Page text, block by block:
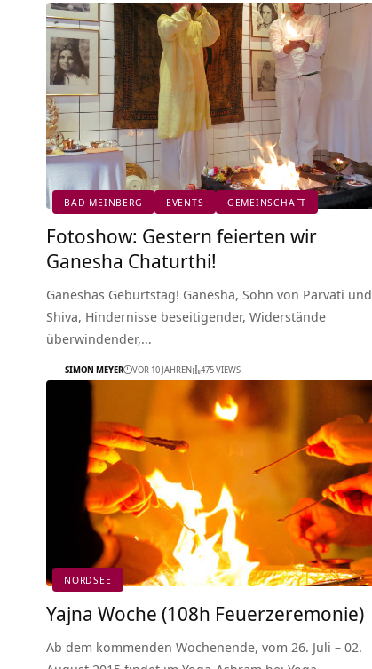
BAD MEINBERG EVENTS GEMEINSCHAFT
Fotoshow: Gestern feierten wir
Ganesha Chaturthi!
Ganeshas Geburtstag! Ganesha, Sohn von Parvati und
Shiva, Hindernisse beseitigender, Widerstände
überwindender,…
SIMON MEYER VOR 10 JAHREN 475 VIEWS
NORDSEE
Yajna Woche (108h Feuerzeremonie)
Ab dem kommenden Wochenende, vom 26. Juli – 02.